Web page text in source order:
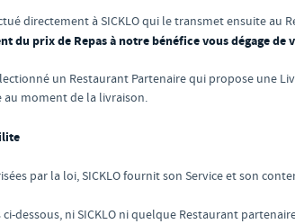
directement à SICKLO qui le transmet ensuite au
du prix de Repas à notre bénéfice vous dégage
un Restaurant Partenaire qui propose une
au moment de la livraison.
par la loi, SICKLO fournit son Service et son
dessous, ni SICKLO ni quelque Restaurant